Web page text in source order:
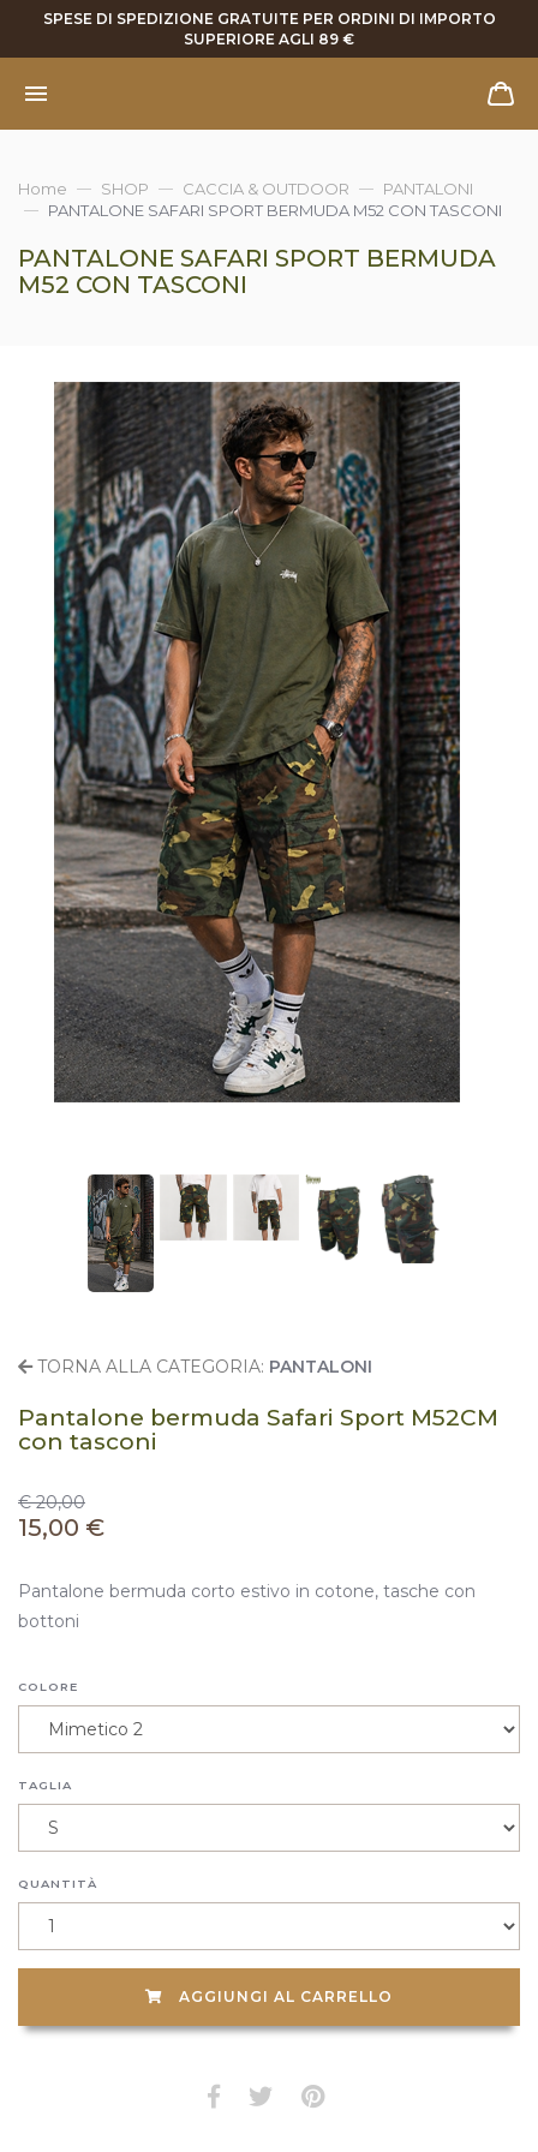
SPESE DI SPEDIZIONE GRATUITE PER ORDINI DI IMPORTO
SUPERIORE AGLI 89 €
Home SHOP CACCIA & OUTDOOR
PANTALONI
PANTALONE SAFARI SPORT BERMUDA M52 CON TASCONI
PANTALONE SAFARI SPORT BERMUDA
M52 CON TASCONI
TORNA ALLA CATEGORIA: PANTALONI
Pantalone bermuda Safari Sport M52CM
con tasconi
€ 20,00
15,00 €
Pantalone bermuda corto estivo in cotone, tasche con
bottoni
COLORE
TAGLIA
QUANTITÀ
AGGIUNGI AL CARRELLO